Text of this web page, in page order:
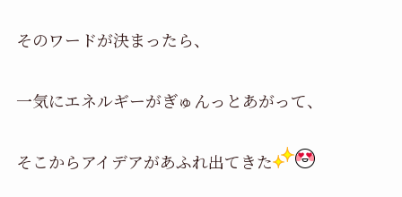
そのワードが決まったら、
一気にエネルギーがぎゅんっとあがって、
そこからアイデアがあふれ出てきた